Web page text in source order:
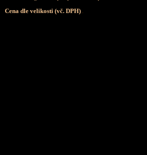
Cena dle velikosti (vč. DPH) .